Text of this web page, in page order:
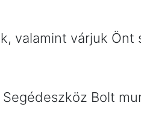
valamint várjuk
Bolt